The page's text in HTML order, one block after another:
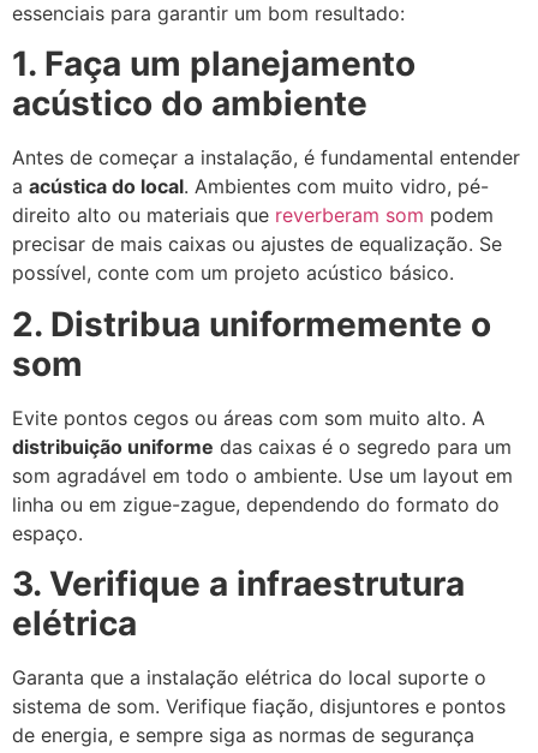
essenciais para garantir um bom resultado:
1. Faça um planejamento
acústico do ambiente
Antes de começar a instalação, é fundamental entender
a acústica do local. Ambientes com muito vidro, pé-
direito alto ou materiais que reverberam som podem
precisar de mais caixas ou ajustes de equalização. Se
possível, conte com um projeto acústico básico.
2. Distribua uniformemente o
som
Evite pontos cegos ou áreas com som muito alto. A
distribuição uniforme das caixas é o segredo para um
som agradável em todo o ambiente. Use um layout em
linha ou em zigue-zague, dependendo do formato do
espaço.
3. Verifique a infraestrutura
elétrica
Garanta que a instalação elétrica do local suporte o
sistema de som. Verifique fiação, disjuntores e pontos
de energia, e sempre siga as normas de segurança